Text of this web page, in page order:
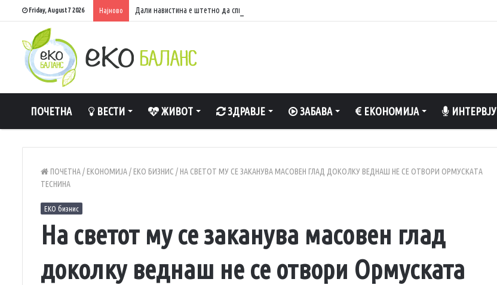
Friday, August 7 2026 Најново Дали навистина е штетно да спиете со вклучен вентилатор?
ПОЧЕТНА ВЕСТИ ЖИВОТ ЗДРАВЈЕ ЗАБАВА ЕКОНОМИЈА ИНТЕРВЈУ
ПОЧЕТНА/ ЕКОНОМИЈА/ ЕКО БИЗНИС / НА СВЕТОТ МУ СЕ ЗАКАНУВА МАСОВЕН ГЛАД ДОКОЛКУ ВЕДНАШ НЕ СЕ ОТВОРИ ОРМУСКАТА
ТЕСНИНА
ЕКО бизнис
На светот му се заканува масовен глад
доколку веднаш не се отвори Ормуската